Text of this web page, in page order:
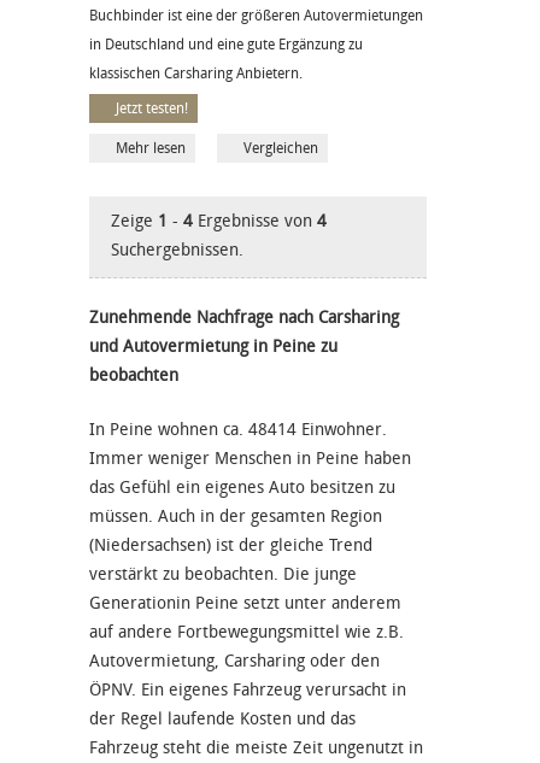
Buchbinder ist eine der größeren Autovermietungen
in Deutschland und eine gute Ergänzung zu
klassischen Carsharing Anbietern.
Jetzt testen!
Mehr lesen Vergleichen
Zeige 1 - 4 Ergebnisse von 4
Suchergebnissen.
Zunehmende Nachfrage nach Carsharing
und Autovermietung in Peine zu
beobachten
In Peine wohnen ca. 48414 Einwohner.
Immer weniger Menschen in Peine haben
das Gefühl ein eigenes Auto besitzen zu
müssen. Auch in der gesamten Region
(Niedersachsen) ist der gleiche Trend
verstärkt zu beobachten. Die junge
Generationin Peine setzt unter anderem
auf andere Fortbewegungsmittel wie z.B.
Autovermietung, Carsharing oder den
ÖPNV. Ein eigenes Fahrzeug verursacht in
der Regel laufende Kosten und das
Fahrzeug steht die meiste Zeit ungenutzt in